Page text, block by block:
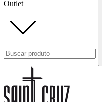
Outlet